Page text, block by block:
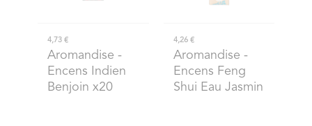
4,73 €
Aromandise -
Encens Indien
Benjoin x20
4,26 €
Aromandise -
Encens Feng
Shui Eau Jasmin